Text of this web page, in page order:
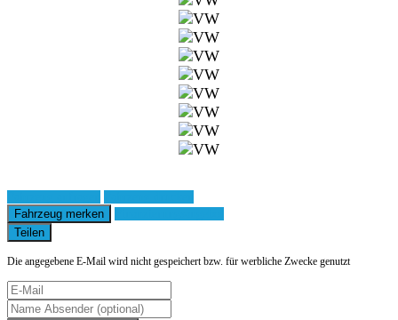
Fahrzeug merken
Teilen
Die angegebene E-Mail wird nicht gespeichert bzw. für werbliche Zwecke genutzt